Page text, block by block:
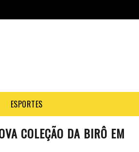
ESPORTES
COLEÇÃO DA BIRÔ EM